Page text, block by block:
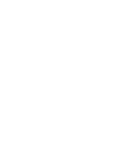
ВАШУ ПРОБЛЕМУ?
мы могли стать лучше!